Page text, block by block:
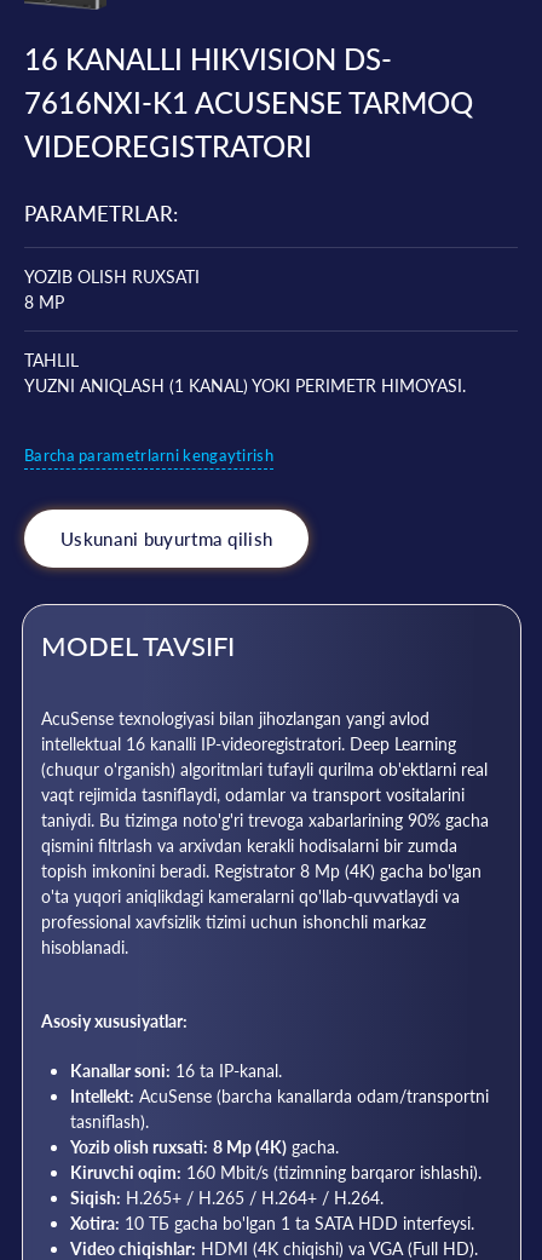
16 KANALLI HIKVISION DS-
7616NXI-K1 ACUSENSE TARMOQ
VIDEOREGISTRATORI
PARAMETRLAR:
YOZIB OLISH RUXSATI
8 MP
TAHLIL
YUZNI ANIQLASH (1 KANAL) YOKI PERIMETR HIMOYASI.
Barcha parametrlarni kengaytirish
Uskunani buyurtma qilish
MODEL TAVSIFI
AcuSense texnologiyasi bilan jihozlangan yangi avlod
intellektual 16 kanalli IP-videoregistratori. Deep Learning
(chuqur o'rganish) algoritmlari tufayli qurilma ob'ektlarni real
vaqt rejimida tasniflaydi, odamlar va transport vositalarini
taniydi. Bu tizimga noto'g'ri trevoga xabarlarining 90% gacha
qismini filtrlash va arxivdan kerakli hodisalarni bir zumda
topish imkonini beradi. Registrator 8 Mp (4K) gacha bo'lgan
o'ta yuqori aniqlikdagi kameralarni qo'llab-quvvatlaydi va
professional xavfsizlik tizimi uchun ishonchli markaz
hisoblanadi.
Asosiy xususiyatlar:
Kanallar soni: 16 ta IP-kanal.
Intellekt: AcuSense (barcha kanallarda odam/transportni
tasniflash).
Yozib olish ruxsati: 8 Mp (4K)gacha.
Kiruvchi oqim: 160 Mbit/s (tizimning barqaror ishlashi).
Siqish: H.265+ / H.265 / H.264+ / H.264.
Xotira: 10 ТБ gacha bo'lgan 1 ta SATA HDD interfeysi.
Video chiqishlar: HDMI (4K chiqishi) va VGA (Full HD).